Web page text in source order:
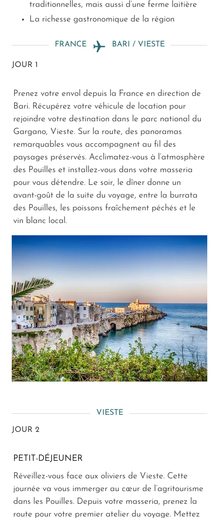
traditionnelles, mais aussi d’une ferme laitière
La richesse gastronomique de la région
FRANCE BARI / VIESTE
JOUR 1
Prenez votre envol depuis la France en direction de
Bari. Récupérez votre véhicule de location pour
rejoindre votre destination dans le parc national du
Gargano, Vieste. Sur la route, des panoramas
remarquables vous accompagnent au fil des
paysages préservés. Acclimatez-vous à l’atmosphère
des Pouilles et installez-vous dans votre masseria
pour vous détendre. Le soir, le dîner donne un
avant-goût de la suite du voyage, entre la burrata
des Pouilles, les poissons fraîchement péchés et le
vin blanc local.
VIESTE
JOUR 2
PETIT-DÉJEUNER
Réveillez-vous face aux oliviers de Vieste. Cette
journée va vous immerger au cœur de l’agritourisme
dans les Pouilles. Depuis votre masseria, prenez la
route pour votre premier atelier du voyage. Mettez